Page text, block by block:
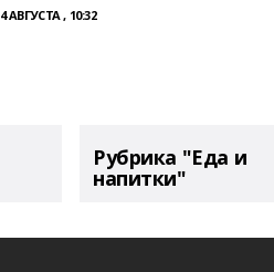
4 АВГУСТА , 10:32
Рубрика "Еда и
напитки"